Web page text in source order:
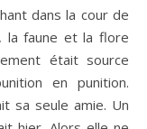
dans la cour de
la faune et la flore
était source
en punition.
sa seule amie. Un